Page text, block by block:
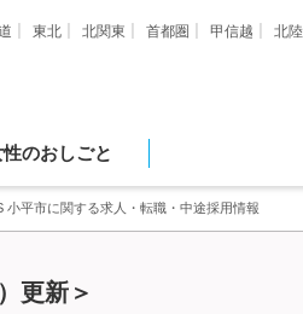
東北 北関東 首都圏 甲信越 北陸
のおしごと
小平市に関する求人・転職・中途採用情報
更新＞